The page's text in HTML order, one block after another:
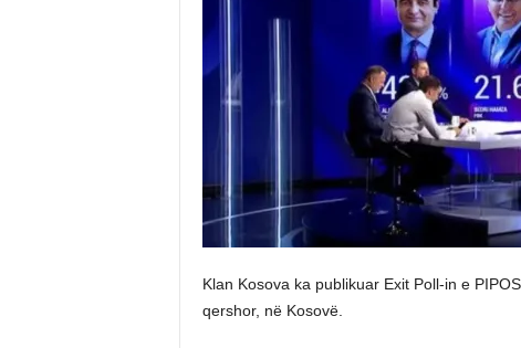
Klan Kosova ka publikuar Exit Poll-in e
qershor, në Kosovë.